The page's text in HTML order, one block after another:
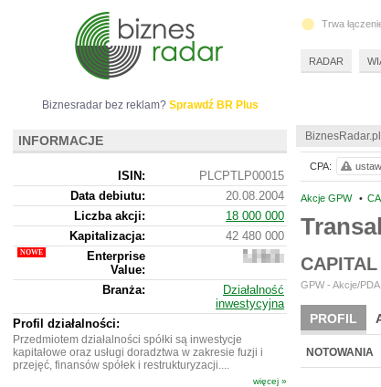
Akcje GPW •
GPW - Akcje/
PROFIL
NOTOWANIA
CPA:
Biznesradar bez reklam? Sprawdź BR Plus
INFORMACJE
ISIN:
PLCPTLP00015
Data debiutu:
20.08.2004
Liczba akcji:
18 000 000
Kapitalizacja:
42 480 000
Enterprise
Value:
40
000
Branża:
Działalność
inwestycyjna
Profil działalności:
Przedmiotem działalności spółki są inwestycje
kapitałowe oraz usługi doradztwa w zakresie fuzji i
przejęć, finansów spółek i restrukturyzacji....
więcej »
Trwa
RADAR